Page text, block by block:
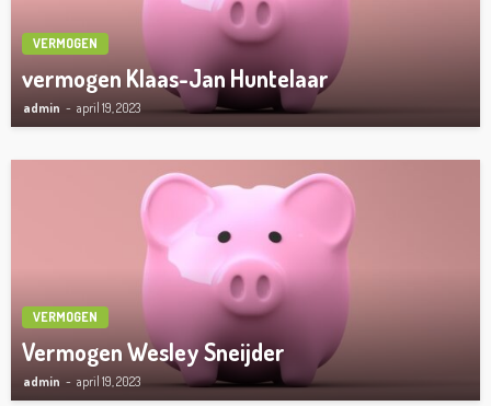
VERMOGEN
vermogen Klaas-Jan Huntelaar
admin april 19, 2023
VERMOGEN
Vermogen Wesley Sneijder
admin april 19, 2023